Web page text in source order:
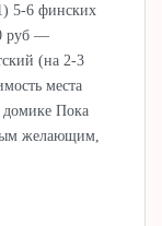
5-6 финских
руб —
(на 2-3
места
домике Пока
желающим,